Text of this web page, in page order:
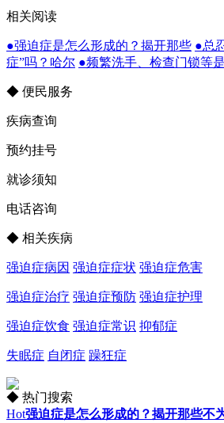
相关阅读
●强迫症是怎么形成的？揭开那些 ●总
症”吗？哈尔 ●频繁洗手、检查门锁等
◆ 便民服务
疾病查询
预约挂号
就诊须知
电话咨询
◆ 相关疾病
强迫症病因 强迫症症状 强迫症危害
强迫症治疗 强迫症预防 强迫症护理
强迫症饮食 强迫症常识 抑郁症
失眠症 自闭症 躁狂症
◆ 热门搜索
Hot强迫症是怎么形成的？揭开那些不